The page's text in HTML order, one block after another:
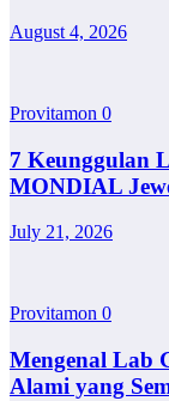
August 4, 2026
Provitamon 0
7 Keunggulan
MONDIAL
July 21, 2026
Provitamon 0
Mengenal Lab
Alami yang